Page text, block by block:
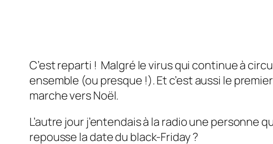
C’est reparti ! Malgré le virus qui continue à
ensemble (ou presque !). Et c’est aussi le
marche vers Noël.
L’autre jour j’entendais à la radio une
repousse la date du black-Friday ?